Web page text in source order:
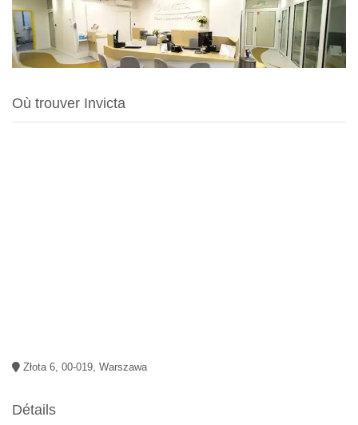
Où trouver Invicta
Złota 6, 00-019, Warszawa
Détails